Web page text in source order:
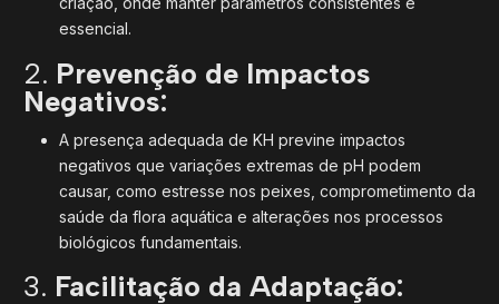
essencial.
2. Prevenção de Impactos
Negativos:
A presença adequada de KH previne impactos
negativos que variações extremas de pH podem
causar, como estresse nos peixes, comprometimento da
saúde da flora aquática e alterações nos processos
biológicos fundamentais.
3. Facilitação da Adaptação: